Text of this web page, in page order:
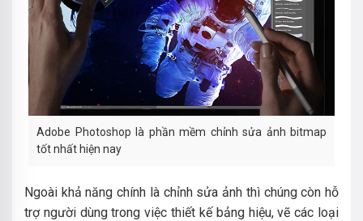
Adobe Photoshop là phần mềm chỉnh sửa ảnh bitmap
tốt nhất hiện nay
Ngoài khả năng chính là chỉnh sửa ảnh thì chúng còn hỗ
trợ người dùng trong việc thiết kế bảng hiệu, vẽ các loại